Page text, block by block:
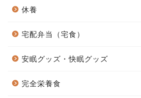
休養
宅配弁当（宅食）
安眠グッズ・快眠グッズ
完全栄養食